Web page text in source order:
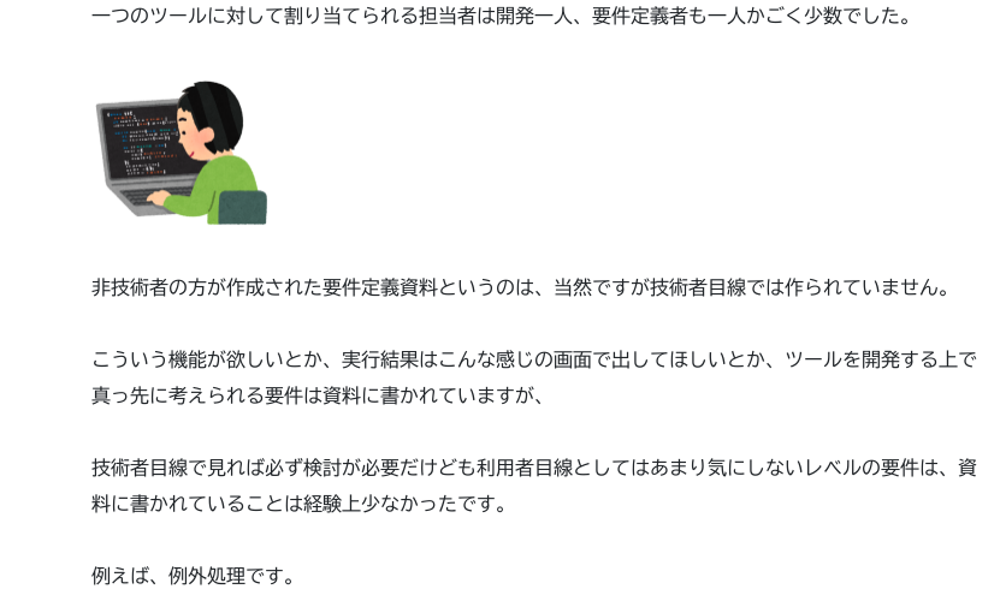
一つのツールに対して割り当てられる担当者は開発一人、要件定義者も一人かごく少数でした。
非技術者の方が作成された要件定義資料というのは、当然ですが技術者目線では作られていません。
こういう機能が欲しいとか、実行結果はこんな感じの画面で出してほしいとか、ツールを開発する上で
真っ先に考えられる要件は資料に書かれていますが、
技術者目線で見れば必ず検討が必要だけども利用者目線としてはあまり気にしないレベルの要件は、資
料に書かれていることは経験上少なかったです。
例えば、例外処理です。